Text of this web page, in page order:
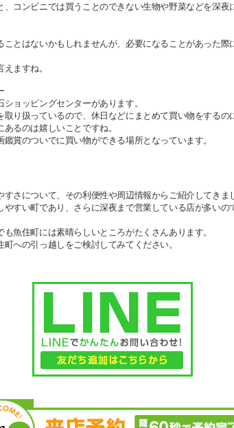
コンビニでは買うことのできない生物や野菜などを深夜
とはないかもしれませんが、必要になることがあった際
ますね。
ョッピングセンターがあります。
り扱っているので、休日などにまとめて買い物をするの
るのは嬉しいことですね。
賞のついでに買い物ができる場所となっています。
さについて、その利便性や周辺情報からご紹介してきま
すい町であり、さらに深夜まで営業している店が多いの
魚住町には素晴らしいところがたくさんあります。
への引っ越しをご検討してみてください。